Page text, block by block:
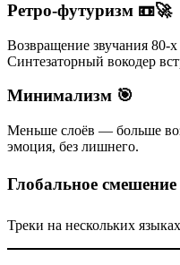
Ретро-футуризм 📼🚀
Возвращение звучания 80-
Синтезаторный вокодер
Минимализм 🎯
Меньше слоёв — больше
эмоция, без лишнего.
Глобальное
Треки на нескольких